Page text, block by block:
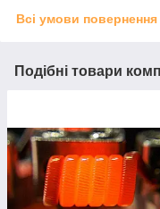
Всі умови повернення
Подібні товари